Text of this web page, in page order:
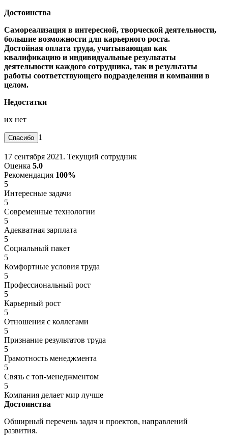
Достоинства
Самореализация в интересной, творческой деятельности,
большие возможности для карьерного роста.
Достойная оплата труда, учитывающая как
квалификацию и индивидуальные результаты
деятельности каждого сотрудника, так и результаты
работы соответствующего подразделения и компании в
целом.
Недостатки
их нет
1
17 сентября 2021. Текущий сотрудник
Оценка 5.0
Рекомендация 100%
5
Интересные задачи
5
Современные технологии
5
Адекватная зарплата
5
Социальный пакет
5
Комфортные условия труда
5
Профессиональный рост
5
Карьерный рост
5
Отношения с коллегами
5
Признание результатов труда
5
Грамотность менеджмента
5
Связь с топ-менеджментом
5
Компания делает мир лучше
Достоинства
Обширный перечень задач и проектов, направлений
развития.